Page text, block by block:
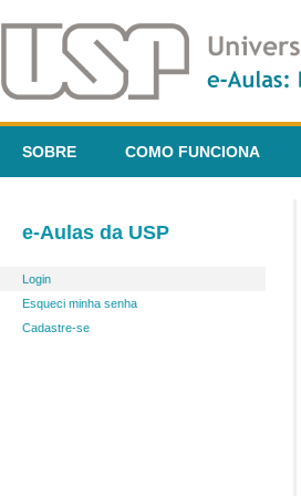
SOBRE COMO FUNCIONA
e-Aulas da USP
Login
Esqueci minha senha
Cadastre-se